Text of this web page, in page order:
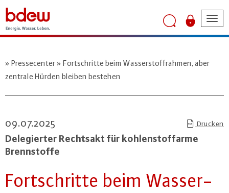
Pressecenter
Fortschritte beim Wasserstoffrahmen, aber
zentrale Hürden bleiben bestehen
09.07.2025 Drucken
De­le­gier­ter Rechtsakt für koh­len­stoff­ar­me
Brenn­stof­fe
Fort­schrit­te beim Was­ser­